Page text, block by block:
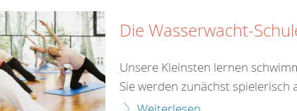
Die Wasserwacht-
Unsere Kleinsten lernen
Sie werden zunächst